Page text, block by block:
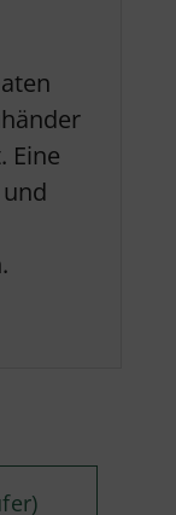
Eine